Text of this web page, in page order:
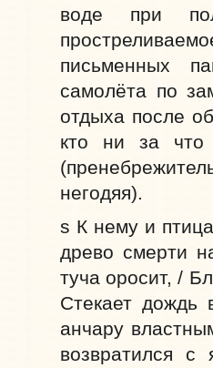
воде при
письменных
самолёта по
отдыха после
кто ни за что
негодяя).
s К нему и
древо смерти
туча оросит, /
Стекает дождь
анчару
возвратился